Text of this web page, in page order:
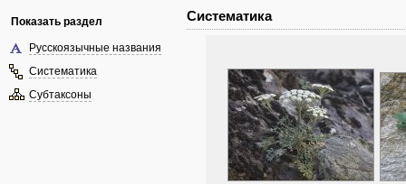
Показать раздел
Русскоязычные названия
Систематика
Субтаксоны
Систематика